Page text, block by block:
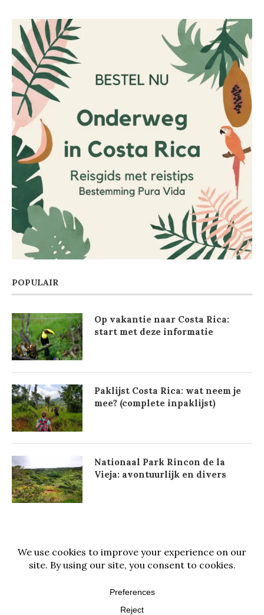
POPULAIR
Op vakantie naar Costa Rica:
start met deze informatie
Paklijst Costa Rica: wat neem je
mee? (complete inpaklijst)
Nationaal Park Rincon de la
Vieja: avontuurlijk en divers
@2021 - All Right Reserved. Designed and Developed by